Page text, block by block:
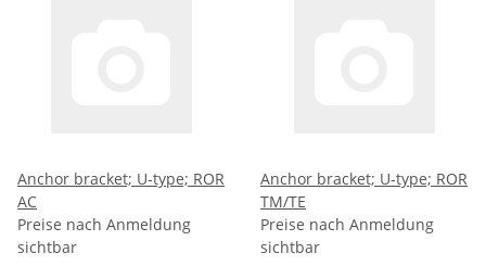
Anchor bracket; U-type; ROR
AC
Preise nach Anmeldung
sichtbar
Anchor bracket; U-type; ROR
TM/TE
Preise nach Anmeldung
sichtbar